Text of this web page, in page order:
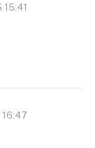
16:47